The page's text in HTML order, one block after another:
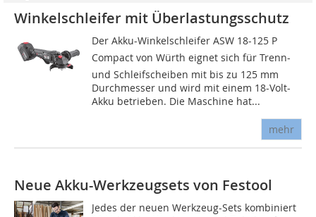
Winkelschleifer mit Überlastungsschutz
Der Akku-Winkelschleifer ASW 18-125 P
Compact von Würth eignet sich für Trenn-
und Schleifscheiben mit bis zu 125 mm
Durchmesser und wird mit einem 18-Volt-
Akku betrieben. Die Maschine hat...
mehr
Neue Akku-Werkzeugsets von Festool
Jedes der neuen Werkzeug-Sets kombiniert